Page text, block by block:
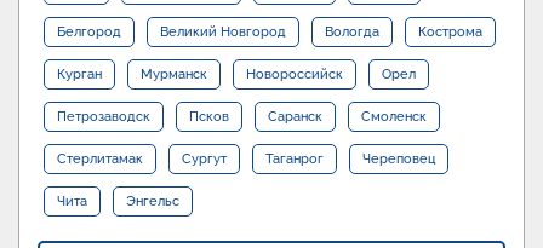
Белгород Великий Новгород Вологда Кострома
Курган Мурманск Новороссийск Орел
Петрозаводск Псков Саранск Смоленск
Стерлитамак Сургут Таганрог Череповец
Чита Энгельс